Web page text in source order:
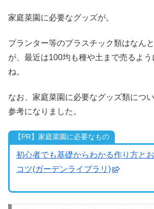
家庭菜園に必要なグッズが。
プランター等のプラスチック類はなん
が、最近は100均も種や土まで売るよ
ね。
なお、家庭菜園に必要なグッズ類につ
参考になりました。
【PR】家庭菜園に必要なもの
初心者でも基礎からわかる作り方と
コツ(ガーデンライブラリ)